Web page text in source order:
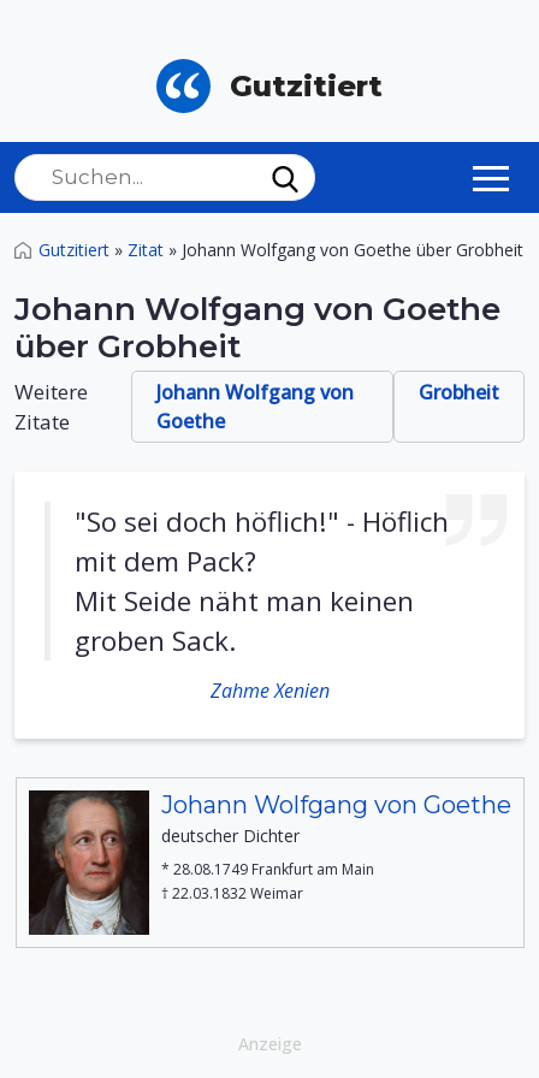
Gutzitiert
Gutzitiert » Zitat » Johann Wolfgang von Goethe über Grobheit
Johann Wolfgang von Goethe
über Grobheit
Weitere
Zitate
Johann Wolfgang von
Goethe
Grobheit
"So sei doch höflich!" - Höflich
mit dem Pack?
Mit Seide näht man keinen
groben Sack.
Zahme Xenien
Johann Wolfgang von Goethe
deutscher Dichter
* 28.08.1749 Frankfurt am Main
† 22.03.1832 Weimar
Anzeige